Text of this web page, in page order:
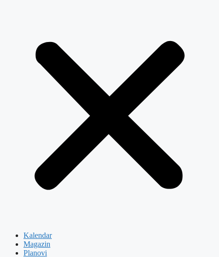
Kalendar
Magazin
Planovi